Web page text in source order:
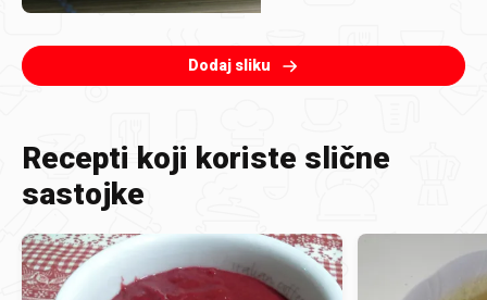
Dodaj sliku
Recepti koji koriste slične
sastojke